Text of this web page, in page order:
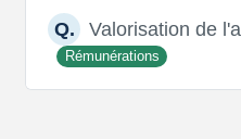
Q. Valorisation de
Rémunérations